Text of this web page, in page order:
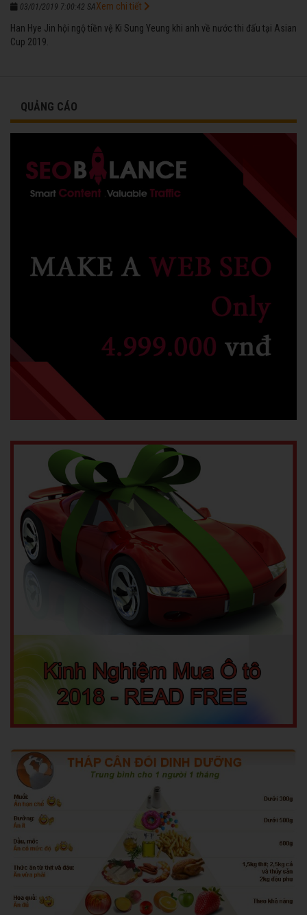
03/01/2019 7:00:42 SA
Han Hye Jin hội ngộ tiền vệ Ki Sung Yeung khi anh về nước thi đấu tại Asian
Cup 2019.
Xem chi tiết
QUẢNG CÁO